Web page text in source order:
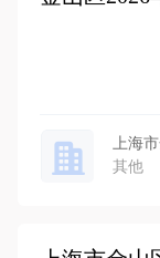
上海
其他